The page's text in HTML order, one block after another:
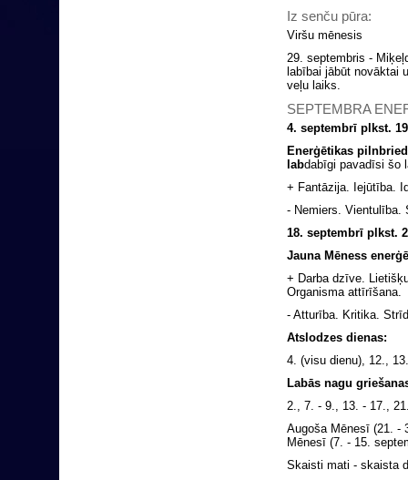
Iz senču pūra:
Viršu mēnesis
29. septembris -
labībai jābūt novāktai
veļu laiks.
SEPTEMBRA
4. septembrī plkst.
Enerģētikas
labdabīgi pavadīsi šo
+ Fantāzija. Iejūtība.
- Nemiers. Vientulība.
18. septembrī plkst.
Jauna Mēness
+ Darba dzīve.
Organisma attīrīšana.
- Atturība. Kritika.
Atslodzes dienas:
4. (visu dienu), 12.,
Labās nagu
2., 7. - 9., 13. - 17.,
Augoša Mēnesī (21. -
Mēnesī (7. - 15.
Skaisti mati - skaista